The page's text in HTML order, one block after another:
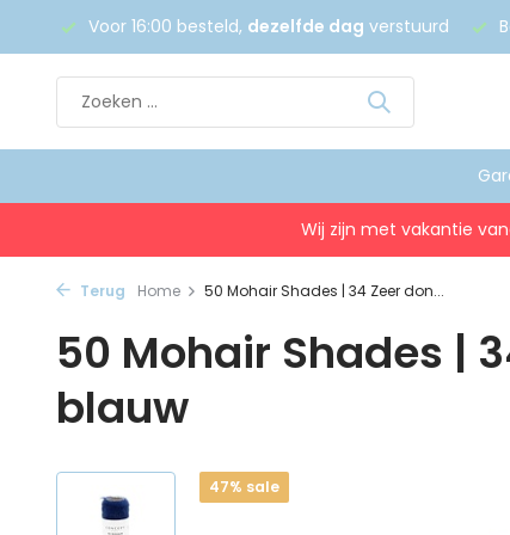
Voor 16:00 besteld, dezelfde dag verstuurd
Wij zijn met vakantie
Terug Home 50 Mohair Shades | 34 Zeer don...
50 Mohair Shades |
blauw
47% sale